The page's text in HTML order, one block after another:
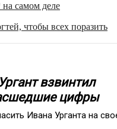
на самом деле
чтобы всех поразить
взвинтил
цифры
Ивана Урганта на